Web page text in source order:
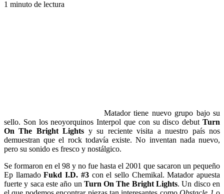
1 minuto de lectura
Matador tiene nuevo grupo bajo su
sello. Son los neoyorquinos Interpol que con su disco debut Turn
On The Bright Lights y su reciente visita a nuestro país nos
demuestran que el rock todavía existe. No inventan nada nuevo,
pero su sonido es fresco y nostálgico.
Se formaron en el 98 y no fue hasta el 2001 que sacaron un pequeño
Ep llamadoFukd I.D. #3con el sello Chemikal. Matador apuesta
fuerte y saca este año un Turn On The Bright Lights. Un disco en